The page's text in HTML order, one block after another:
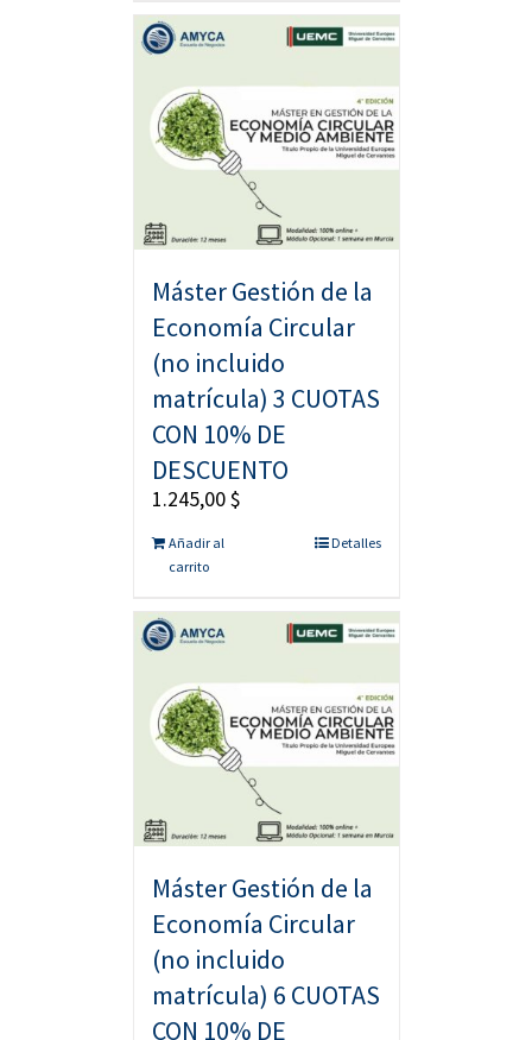
Máster Gestión de la
Economía Circular
(no incluido
matrícula) 3 CUOTAS
CON 10% DE
DESCUENTO
1.245,00$
Añadir al
carrito
Detalles
Máster Gestión de la
Economía Circular
(no incluido
matrícula) 6 CUOTAS
CON 10% DE